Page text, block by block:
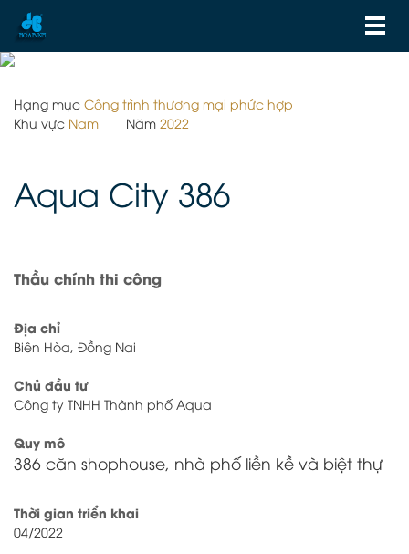
Hạng mục Công trình thương mại phức hợp
Khu vực Nam Năm 2022
Aqua City 386
Thầu chính thi công
Địa chỉ
Biên Hòa, Đồng Nai
Chủ đầu tư
Công ty TNHH Thành phố Aqua
Quy mô
386 căn shophouse, nhà phố liền kề và biệt thự
Thời gian triển khai
04/2022